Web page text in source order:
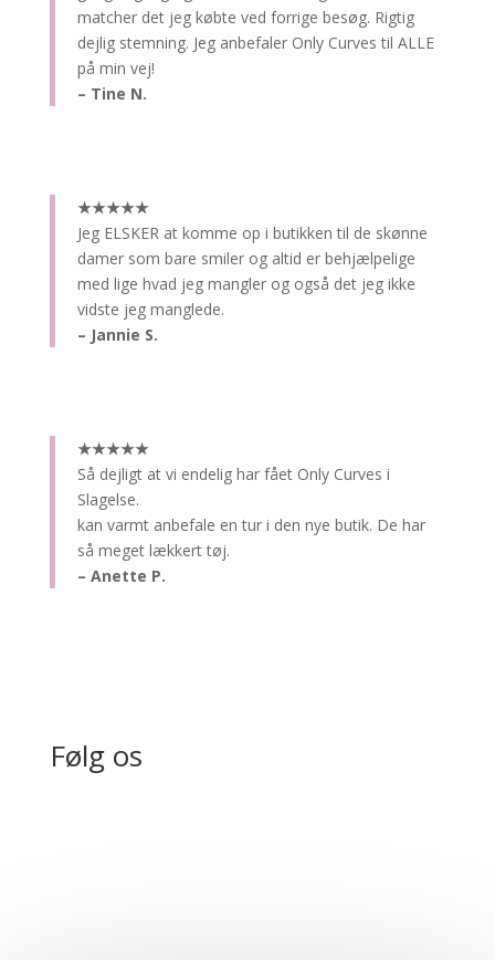
matcher det jeg købte ved forrige besøg. Rigtig
dejlig stemning. Jeg anbefaler Only Curves til ALLE
på min vej!
– Tine N.
★★★★★
Jeg ELSKER at komme op i butikken til de skønne
damer som bare smiler og altid er behjælpelige
med lige hvad jeg mangler og også det jeg ikke
vidste jeg manglede.
– Jannie S.
★★★★★
Så dejligt at vi endelig har fået Only Curves i
Slagelse.
kan varmt anbefale en tur i den nye butik. De har
så meget lækkert tøj.
– Anette P.
Følg os